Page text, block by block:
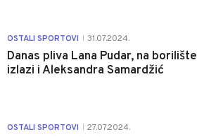
OSTALI SPORTOVI 31.07.2024.
Danas pliva Lana Pudar, na borilište
izlazi i Aleksandra Samardžić
OSTALI SPORTOVI 27.07.2024.